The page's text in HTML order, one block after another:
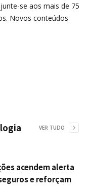
se aos mais de 75
Novos conteúdos
VER TUDO
acendem alerta
e reforçam
artificial